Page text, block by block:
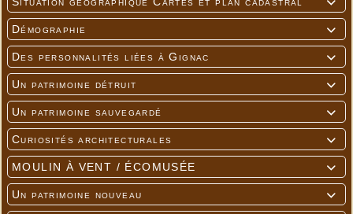


Démographie

Des personnalités liées à Gignac

Un patrimoine détruit

Un patrimoine sauvegardé

Curiosités architecturales

MOULIN À VENT / ÉCOMUSÉE

Un patrimoine nouveau
---